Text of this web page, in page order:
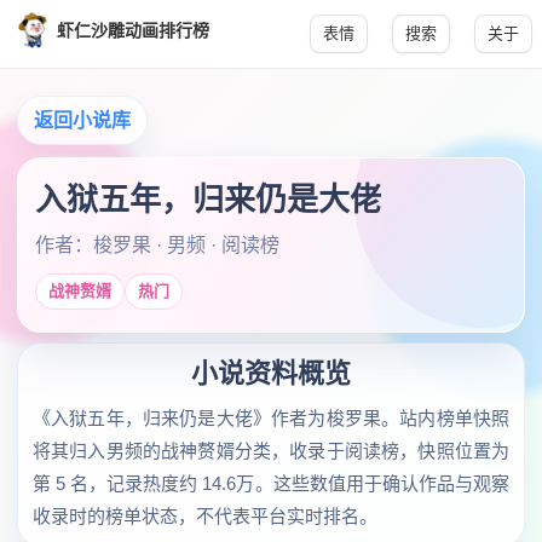
虾仁沙雕动画排行榜 表情 搜索 关于
返回小说库
入狱五年，归来仍是大佬
作者：梭罗果 · 男频 · 阅读榜
战神赘婿 热门
小说资料概览
《入狱五年，归来仍是大佬》作者为梭罗果。站内榜单快照
将其归入男频的战神赘婿分类，收录于阅读榜，快照位置为
第 5 名，记录热度约 14.6万。这些数值用于确认作品与观察
收录时的榜单状态，不代表平台实时排名。